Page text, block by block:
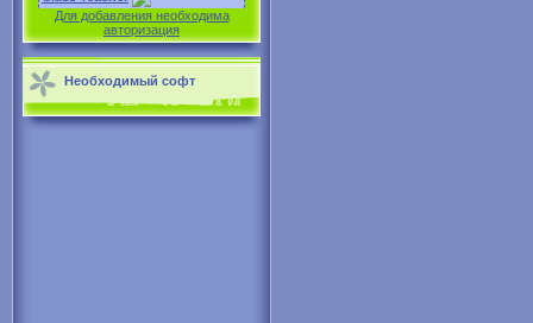
Для добавления необходима
авторизация
Необходимый софт